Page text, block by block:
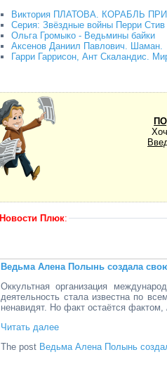
Виктория ПЛАТОВА. КОРАБЛЬ
Серия: Звёздные войны Перри
Ольга Громыко - Ведьмины байки
Аксенов Даниил Павлович. Шаман.
Гарри Гаррисон, Ант Скаландис.
Новости Плюк:
Ведьма Алена Полынь создала
Оккультная организация
деятельность стала известна по
ненавидят. Но факт остаётся
Читать далее
The post Ведьма Алена Полынь